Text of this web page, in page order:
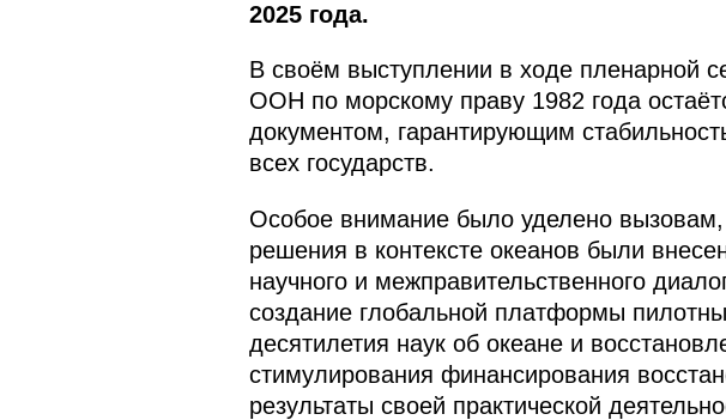
2025 года.
В своём выступлении в ходе пленарной
ООН по морскому праву 1982 года
документом, гарантирующим
всех государств.
Особое внимание было уделено
решения в контексте океанов были
научного и межправительственного
создание глобальной платформы
десятилетия наук об океане и
стимулирования финансирования
результаты своей практической